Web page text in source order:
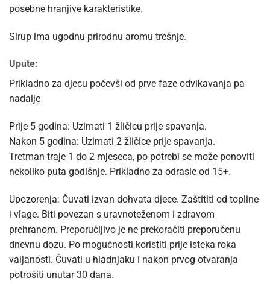
posebne hranjive karakteristike.
Sirup ima ugodnu prirodnu aromu trešnje.
Upute:
Prikladno za djecu počevši od prve faze odvikavanja pa
nadalje
Prije 5 godina: Uzimati 1 žličicu prije spavanja.
Nakon 5 godina: Uzimati 2 žličice prije spavanja.
Tretman traje 1 do 2 mjeseca, po potrebi se može ponoviti
nekoliko puta godišnje. Prikladno za odrasle od 15+.
Upozorenja: Čuvati izvan dohvata djece. Zaštititi od topline
i vlage. Biti povezan s uravnoteženom i zdravom
prehranom. Preporučljivo je ne prekoračiti preporučenu
dnevnu dozu. Po mogućnosti koristiti prije isteka roka
valjanosti. Čuvati u hladnjaku i nakon prvog otvaranja
potrošiti unutar 30 dana.